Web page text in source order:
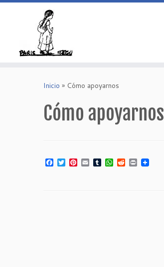
Inicio » Cómo apoyarnos
Cómo apoyarnos
Facebook
TwitterPinterest
EmailTumblrWhatsApp
Reddit
Print